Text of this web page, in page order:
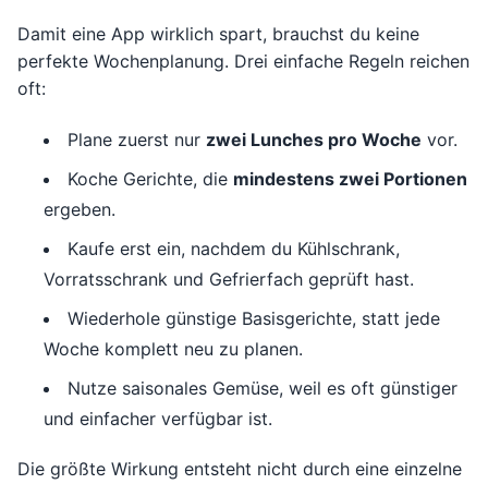
Damit eine App wirklich spart, brauchst du keine
perfekte Wochenplanung. Drei einfache Regeln reichen
oft:
Plane zuerst nur zwei Lunches pro Woche vor.
Koche Gerichte, die mindestens zwei Portionen
ergeben.
Kaufe erst ein, nachdem du Kühlschrank,
Vorratsschrank und Gefrierfach geprüft hast.
Wiederhole günstige Basisgerichte, statt jede
Woche komplett neu zu planen.
Nutze saisonales Gemüse, weil es oft günstiger
und einfacher verfügbar ist.
Die größte Wirkung entsteht nicht durch eine einzelne